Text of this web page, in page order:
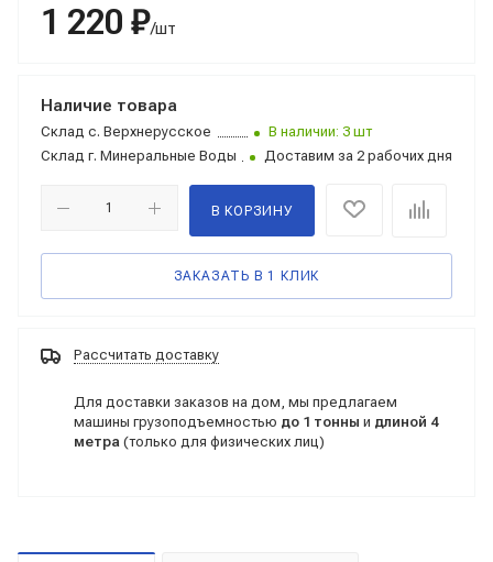
1 220 ₽/шт
Наличие товара
Склад с. Верхнерусское
В наличии: 3 шт
Склад г. Минеральные Воды Доставим за 2 рабочих дня
В КОРЗИНУ
ЗАКАЗАТЬ В 1 КЛИК
Рассчитать доставку
Для доставки заказов на дом, мы предлагаем
машины грузоподъемностью до 1 тонны и длиной 4
метра (только для физических лиц)